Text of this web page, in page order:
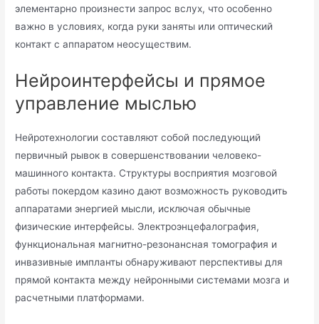
элементарно произнести запрос вслух, что особенно
важно в условиях, когда руки заняты или оптический
контакт с аппаратом неосуществим.
Нейроинтерфейсы и прямое
управление мыслью
Нейротехнологии составляют собой последующий
первичный рывок в совершенствовании человеко-
машинного контакта. Структуры восприятия мозговой
работы покердом казино дают возможность руководить
аппаратами энергией мысли, исключая обычные
физические интерфейсы. Электроэнцефалография,
функциональная магнитно-резонансная томография и
инвазивные импланты обнаруживают перспективы для
прямой контакта между нейронными системами мозга и
расчетными платформами.